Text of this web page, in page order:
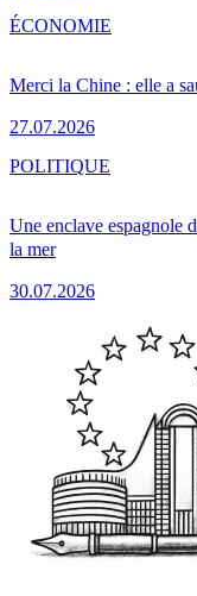
Merci la Chine : elle a
27.07.2026
ÉCONOMIE
Une enclave espagnole
la mer
30.07.2026
POLITIQUE